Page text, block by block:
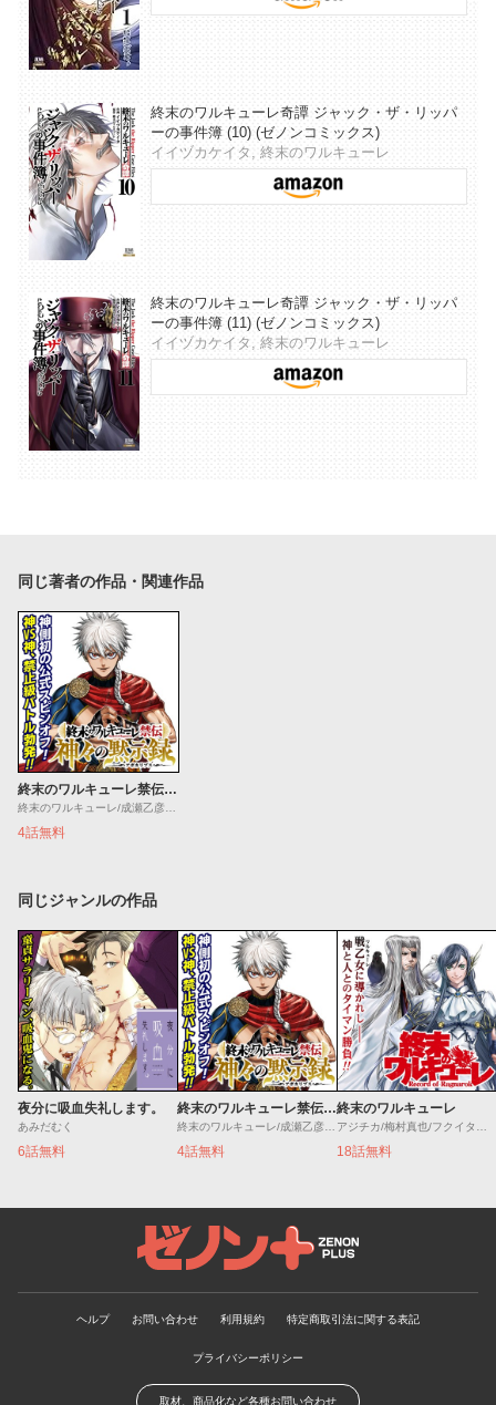
終末のワルキューレ奇譚 ジャック・ザ・リッパ
ーの事件簿 (10) (ゼノンコミックス)
イイヅカケイタ, 終末のワルキューレ
終末のワルキューレ奇譚 ジャック・ザ・リッパ
ーの事件簿 (11) (ゼノンコミックス)
イイヅカケイタ, 終末のワルキューレ
同じ著者の作品・関連作品
終末のワルキューレ禁伝 神々の黙示録
終末のワルキューレ/成瀬乙彦/岡本一兵
4話無料
同じジャンルの作品
夜分に吸血失礼します。
あみだむく
6話無料
終末のワルキューレ禁伝 神々の黙示録
終末のワルキューレ/成瀬乙彦/岡本一兵
4話無料
終末のワルキューレ
アジチカ/梅村真也/フクイタクミ
18話無料
ゼノンプラス
ヘルプ お問い合わせ 利用規約 特定商取引法に関する表記
プライバシーポリシー
取材、商品化など各種お問い合わせ